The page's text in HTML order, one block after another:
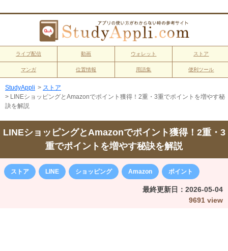
ライブ配信 動画 ウォレット ストア
マンガ 位置情報 用語集 便利ツール
StudyAppli > ストア
> LINEショッピングとAmazonでポイント獲得！2重・3重でポイントを増やす秘
訣を解説
LINEショッピングとAmazonでポイント獲得！2重・3
重でポイントを増やす秘訣を解説
ストア LINE ショッピング Amazon ポイント
最終更新日： 2026-05-04
9691 view